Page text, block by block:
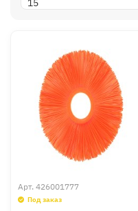
Арт. 426001777
Под заказ